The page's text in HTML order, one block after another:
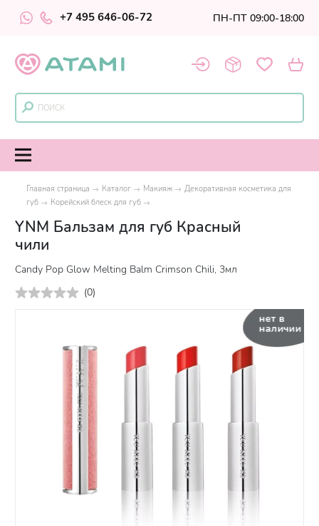
+7 495 646-06-72 ПН-ПТ 09:00-18:00
Главная страница Каталог Макияж
Декоративная косметика для
губ
Корейский блеск для губ
YNM Бальзам для губ Красный
чили
Candy Pop Glow Melting Balm Crimson Chili, 3мл
(0)
нет в
наличии